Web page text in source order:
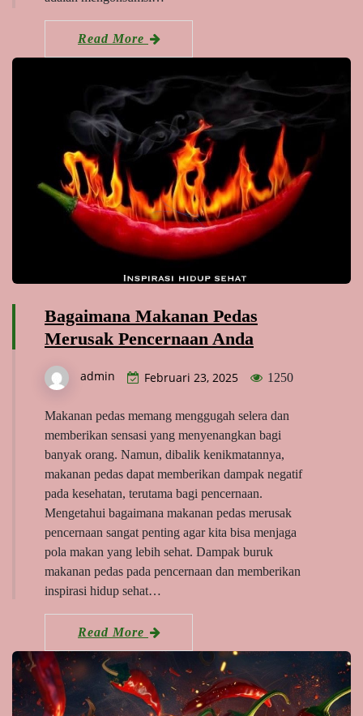
Read More
Bagaimana Makanan Pedas
Merusak Pencernaan Anda
admin Februari 23, 2025 1250
Makanan pedas memang menggugah selera dan
memberikan sensasi yang menyenangkan bagi
banyak orang. Namun, dibalik kenikmatannya,
makanan pedas dapat memberikan dampak negatif
pada kesehatan, terutama bagi pencernaan.
Mengetahui bagaimana makanan pedas merusak
pencernaan sangat penting agar kita bisa menjaga
pola makan yang lebih sehat. Dampak buruk
makanan pedas pada pencernaan dan memberikan
inspirasi hidup sehat…
Read More